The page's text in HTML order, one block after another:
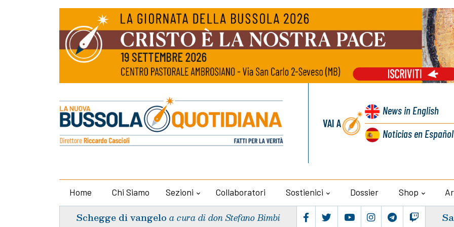
VAI A
Newsin English
Noticiasen Español
Home Chi Siamo Sezioni Collaboratori Sostienici Dossier Shop
Schegge di vangelo a cura di don Stefano Bimbi